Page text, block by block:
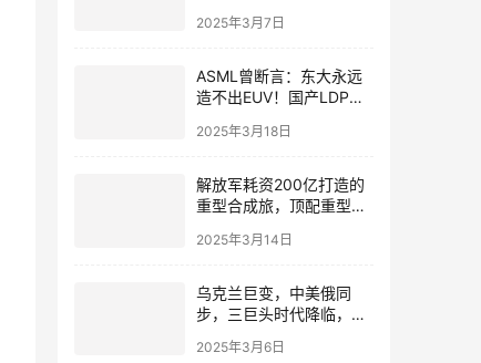
2025年3月7日
ASML曾断言：东大永远
造不出EUV！国产LDP光
化？六年封锁成笑话，科
2025年3月18日
解放军耗资200亿打造的
重型合成旅，顶配重型合
耗资巨大，到底有多猛？
底猛在哪里。
2025年3月14日
乌克兰巨变，中美俄同
步，三巨头时代降临，世
2025年3月6日